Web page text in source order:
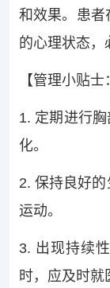
和效果。患者
的心理状态，
【管理小贴士
1. 定期进行
化。
2. 保持良好
运动。
3. 出现持续
时，应及时就